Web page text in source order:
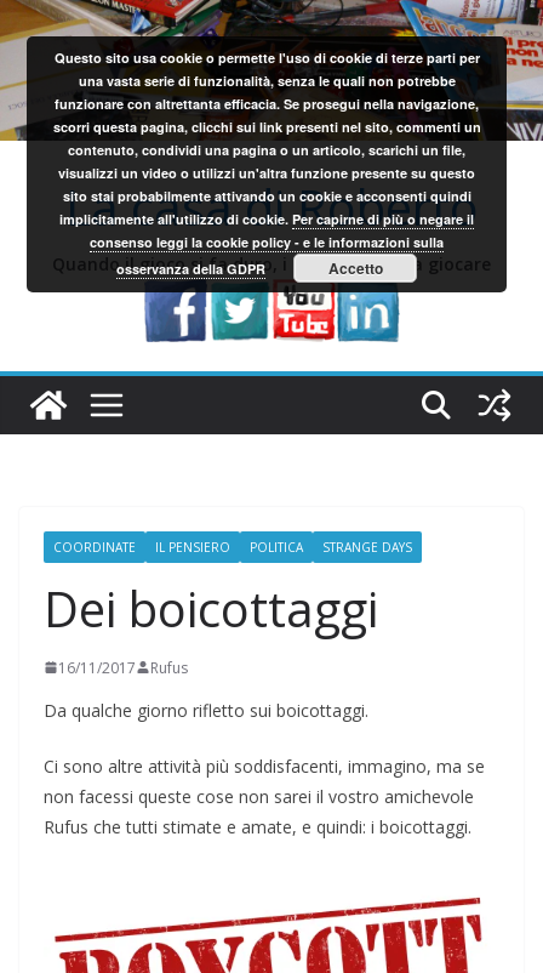
Salta
al
contenuto
La casa di Roberto
Quando il gioco si fa duro, i sardi iniziano a giocare
COORDINATE IL PENSIERO POLITICA STRANGE DAYS
Dei boicottaggi
16/11/2017 Rufus
Da qualche giorno rifletto sui boicottaggi.
Ci sono altre attività più soddisfacenti, immagino, ma se
non facessi queste cose non sarei il vostro amichevole
Rufus che tutti stimate e amate, e quindi: i boicottaggi.
Questo sito usa cookie o permette l'uso di cookie di terze parti per
una vasta serie di funzionalità, senza le quali non potrebbe
funzionare con altrettanta efficacia. Se prosegui nella navigazione,
scorri questa pagina, clicchi sui link presenti nel sito, commenti un
contenuto, condividi una pagina o un articolo, scarichi un file,
visualizzi un video o utilizzi un'altra funzione presente su questo
sito stai probabilmente attivando un cookie e acconsenti quindi
implicitamente all'utilizzo di cookie.Per capirne di più o negare il
consenso leggi la cookie policy - e le informazioni sulla
osservanza della GDPR
Accetto